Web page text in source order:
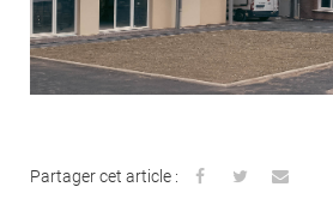
Partager cet article :